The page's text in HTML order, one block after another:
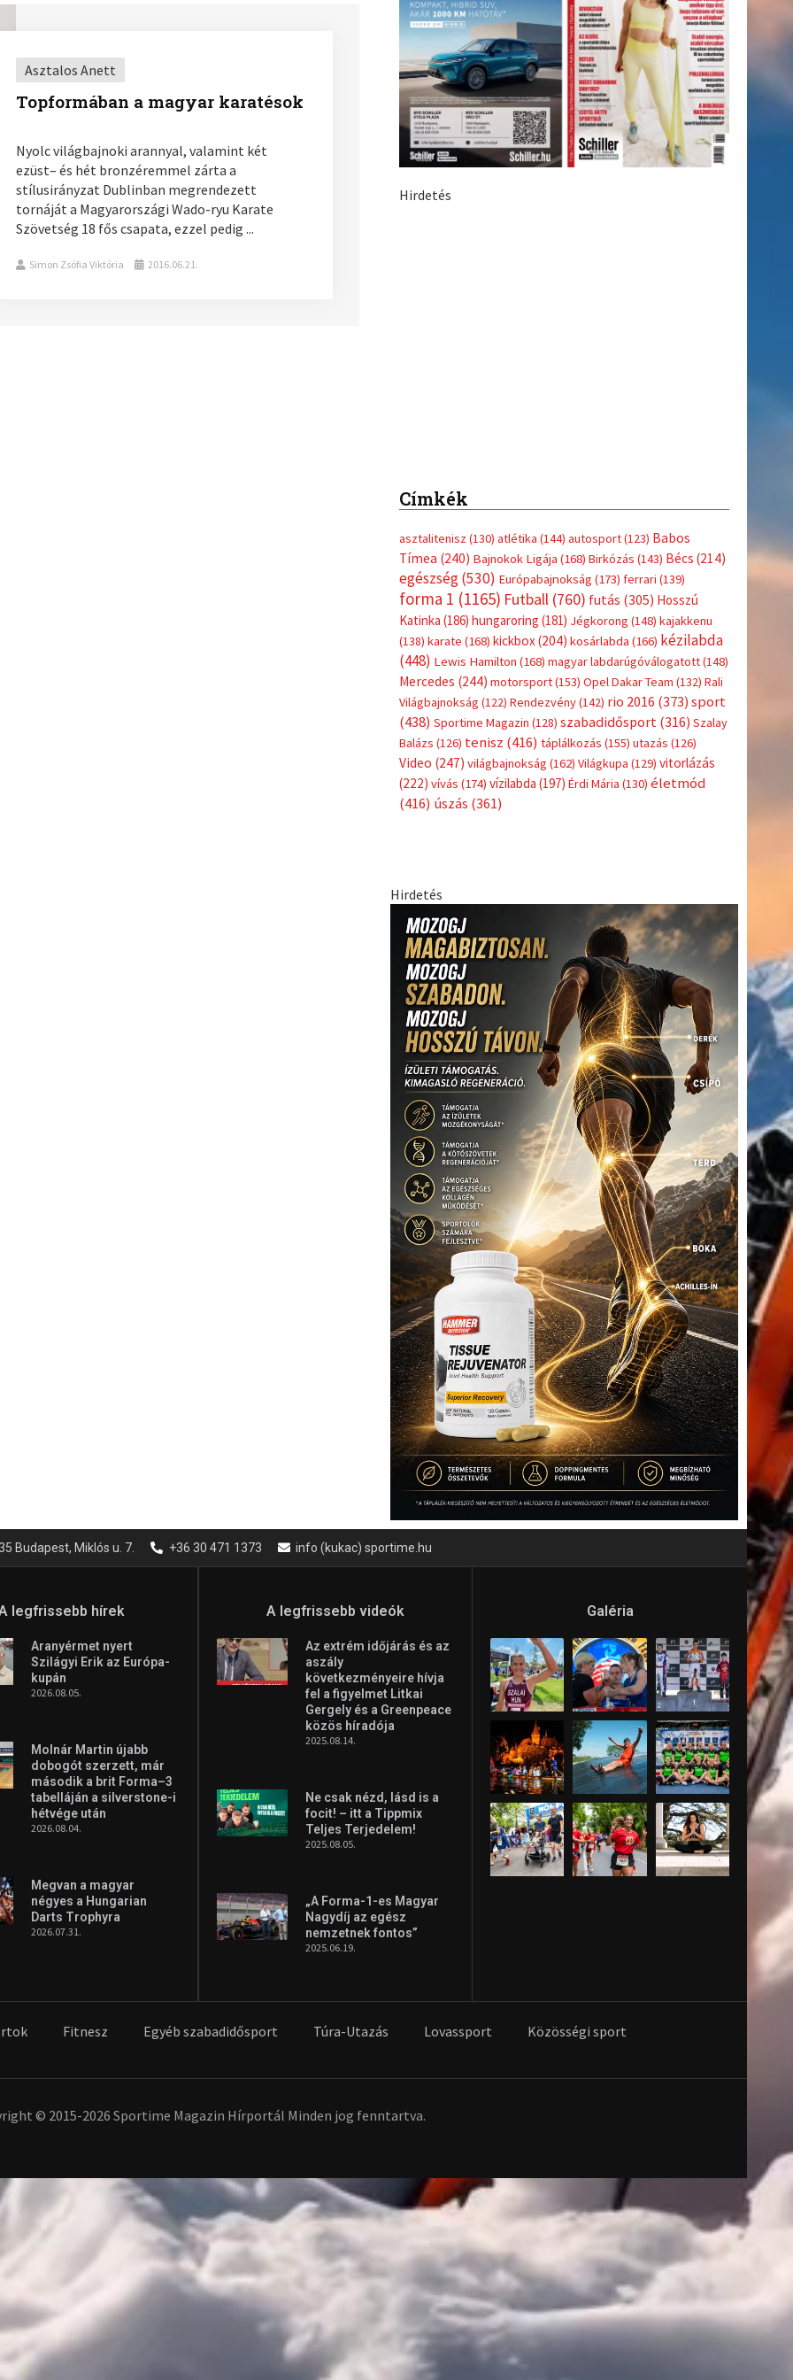
Asztalos Anett
Topformában a magyar karatésok
Nyolc világbajnoki arannyal, valamint két
ezüst– és hét bronzéremmel zárta a
stílusirányzat Dublinban megrendezett
tornáját a Magyarországi Wado-ryu Karate
Szövetség 18 fős csapata, ezzel pedig ...
Simon Zsófia Viktória 2016.06.21.
Hirdetés
Címkék
asztalitenisz (130) atlétika (144) autosport(123) Babos
Tímea (240) Bajnokok Ligája (168) Birkózás (143) Bécs (214)
egészség(530) Európabajnokság (173) ferrari (139)
forma 1 (1165) Futball (760) futás (305) Hosszú
Katinka (186) hungaroring (181) Jégkorong (148) kajakkenu
(138) karate (168) kickbox(204) kosárlabda (166) kézilabda
(448) Lewis Hamilton (168) magyar labdarúgóválogatott(148)
Mercedes (244) motorsport(153) Opel Dakar Team (132) Rali
Világbajnokság (122) Rendezvény(142) rio 2016 (373) sport
(438) Sportime Magazin (128) szabadidősport (316) Szalay
Balázs (126) tenisz (416) táplálkozás (155) utazás (126)
Video (247) világbajnokság (162) Világkupa (129) vitorlázás
(222) vívás (174) vízilabda (197) Érdi Mária (130) életmód
(416) úszás (361)
Hirdetés
Budapest, Miklós u. 7. +36 30 471 1373 info (kukac) sportime.hu
legfrissebb hírek
Aranyérmet nyert
Szilágyi Erik az Európa-
kupán
2026.08.05.
Molnár Martin újabb
dobogót szerzett, már
második a brit Forma–3
tabelláján a silverstone-i
hétvége után
2026.08.04.
Megvan a magyar
négyes a Hungarian
Darts Trophyra
2026.07.31.
A legfrissebb videók
Az extrém időjárás és az
aszály
következményeire hívja
fel a figyelmet Litkai
Gergely és a Greenpeace
közös híradója
2025.08.14.
Ne csak nézd, lásd is a
focit! – itt a Tippmix
Teljes Terjedelem!
2025.08.05.
„A Forma-1-es Magyar
Nagydíj az egész
nemzetnek fontos”
2025.06.19.
Galéria
Fitnesz Egyéb szabadidősport Túra-Utazás Lovassport Közösségi sport
© 2015-2026 Sportime Magazin Hírportál Minden jog fenntartva.